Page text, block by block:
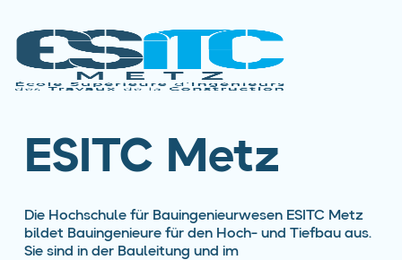
ESITC Metz
Die Hochschule für Bauingenieurwesen ESITC Metz
bildet Bauingenieure für den Hoch- und Tiefbau aus.
Sie sind in der Bauleitung und im